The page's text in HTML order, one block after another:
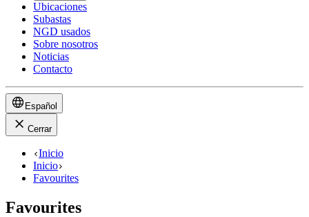
Ubicaciones
Subastas
NGD usados
Sobre nosotros
Noticias
Contacto
Español
Cerrar
Inicio
Inicio
Favourites
Favourites